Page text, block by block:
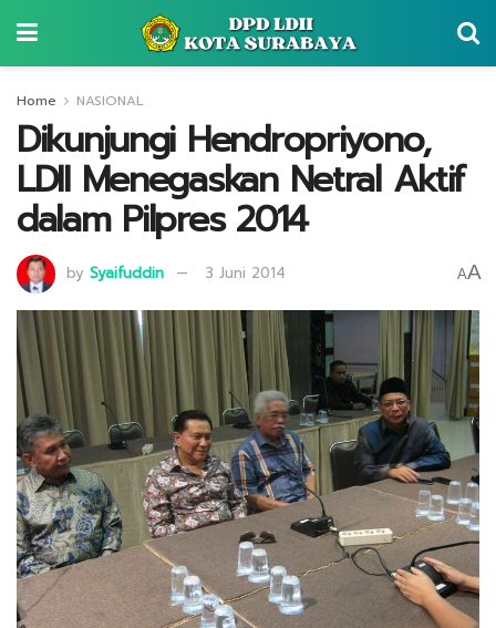
Home NASIONAL
Dikunjungi Hendropriyono,
LDII Menegaskan Netral Aktif
dalam Pilpres 2014
by Syaifuddin 3 Juni 2014 AA